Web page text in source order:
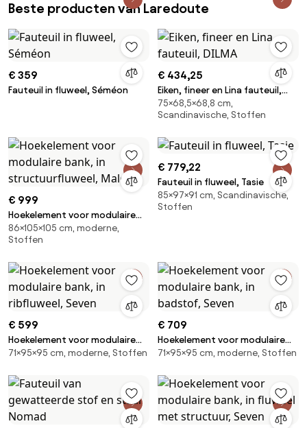
Beste producten van Laredoute
€ 359
Fauteuil in fluweel, Séméon
€ 434,25
Eiken, fineer en Lina fauteuil,
DILMA
75×68,5×68,8 cm,
Scandinavische, Stoffen
€ 999
Hoekelement voor modulaire
bank, in structuurfluweel, Malo
86×105×105 cm, moderne,
Stoffen
€ 779,22
Fauteuil in fluweel, Tasie
85×97×91 cm, Scandinavische,
Stoffen
€ 599
Hoekelement voor modulaire
bank, in ribfluweel, Seven
71×95×95 cm, moderne, Stoffen
€ 709
Hoekelement voor modulaire
bank, in badstof, Seven
71×95×95 cm, moderne, Stoffen